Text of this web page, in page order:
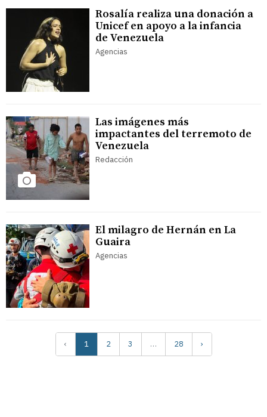
Rosalía realiza una donación a
Unicef en apoyo a la infancia
de Venezuela
Agencias
Las imágenes más
impactantes del terremoto de
Venezuela
Redacción
El milagro de Hernán en La
Guaira
Agencias
‹ 1 2 3 … 28 ›